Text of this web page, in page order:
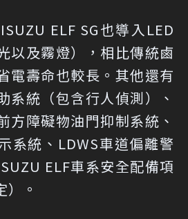
ELF SG也導入LED
以及霧燈），相比傳統鹵
電壽命也較長。其他還有
系統（包含行人偵測）、
方障礙物油門抑制系統、
系統、LDWS車道偏離警
ELF車系安全配備項
）。